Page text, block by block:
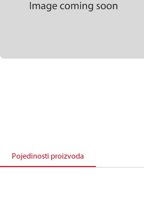
Pojedinosti proizvoda